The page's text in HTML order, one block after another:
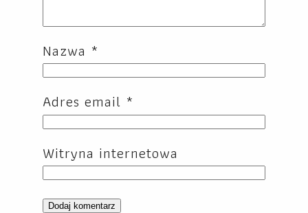
Nazwa *
Adres email *
Witryna internetowa